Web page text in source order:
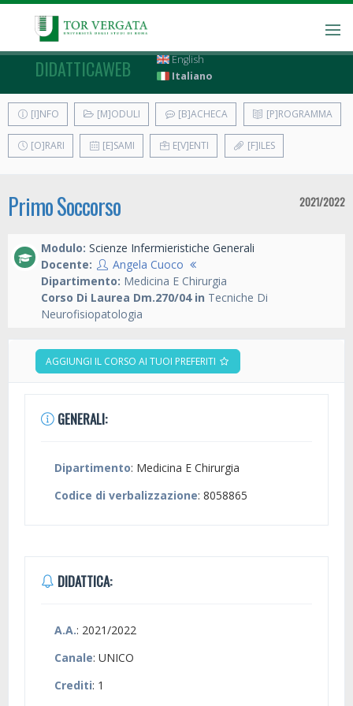
DIDATTICAWEB
English
Italiano
[I]NFO [M]ODULI [B]ACHECA [P]ROGRAMMA
[O]RARI [E]SAMI E[V]ENTI [F]ILES
Primo Soccorso 2021/2022
Modulo: Scienze Infermieristiche Generali
Docente:
Angela Cuoco
Dipartimento: Medicina E Chirurgia
Corso Di Laurea Dm.270/04 in Tecniche Di
Neurofisiopatologia
AGGIUNGI IL CORSO AI TUOI PREFERITI
GENERALI:
Dipartimento: Medicina E Chirurgia
Codice di verbalizzazione: 8058865
DIDATTICA:
A.A.: 2021/2022
Canale: UNICO
Crediti: 1